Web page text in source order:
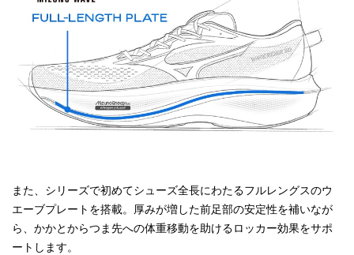
また、シリーズで初めてシューズ全長にわたるフルレングスのウ
エーブプレートを搭載。厚みが増した前足部の安定性を補いなが
ら、かかとからつま先への体重移動を助けるロッカー効果をサポ
ートします。